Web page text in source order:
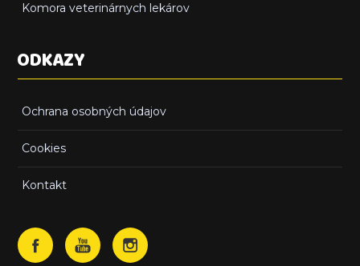
Komora veterinárnych lekárov
ODKAZY
Ochrana osobných údajov
Cookies
Kontakt